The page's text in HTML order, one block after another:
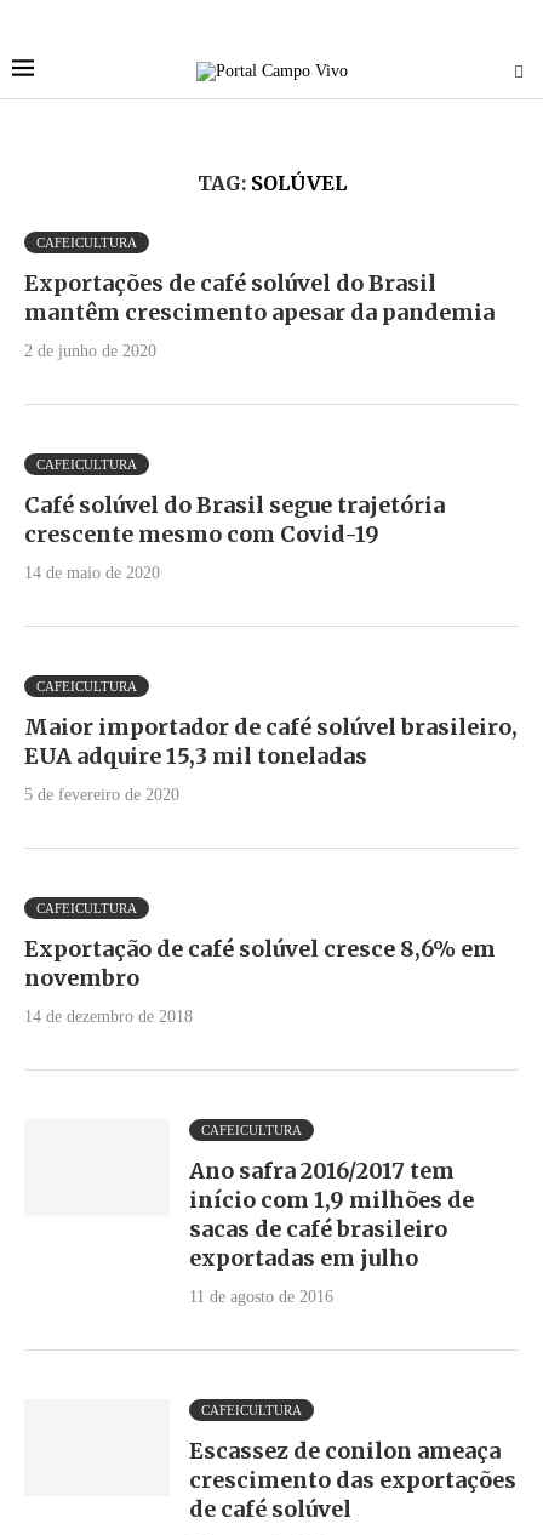
TAG: SOLÚVEL
CAFEICULTURA
Exportações de café solúvel do Brasil
mantêm crescimento apesar da pandemia
2 de junho de 2020
CAFEICULTURA
Café solúvel do Brasil segue trajetória
crescente mesmo com Covid-19
14 de maio de 2020
CAFEICULTURA
Maior importador de café solúvel brasileiro,
EUA adquire 15,3 mil toneladas
5 de fevereiro de 2020
CAFEICULTURA
Exportação de café solúvel cresce 8,6% em
novembro
14 de dezembro de 2018
CAFEICULTURA
Ano safra 2016/2017 tem
início com 1,9 milhões de
sacas de café brasileiro
exportadas em julho
11 de agosto de 2016
CAFEICULTURA
Escassez de conilon ameaça
crescimento das exportações
de café solúvel